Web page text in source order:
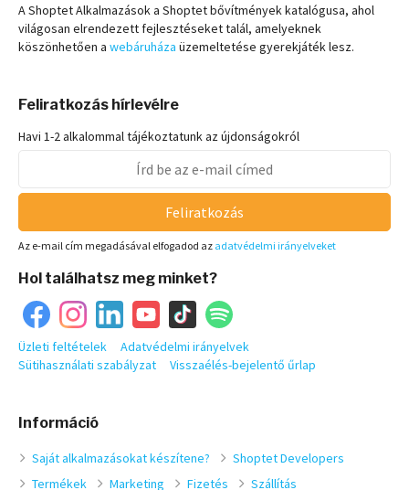
A Shoptet Alkalmazások a Shoptet bővítmények katalógusa, ahol
világosan elrendezett fejlesztéseket talál, amelyeknek
köszönhetően a webáruháza üzemeltetése gyerekjáték lesz.
Információ
Saját alkalmazásokat készítene?
Shoptet Developers
Termékek
Marketing Fizetés Szállítás
Feliratkozás hírlevélre
Havi 1-2 alkalommal tájékoztatunk az újdonságokról
Feliratkozás
Az e-mail cím megadásával elfogadod az adatvédelmi irányelveket
Hol találhatsz meg minket?
Üzleti feltételek
Adatvédelmi irányelvek
Sütihasználati szabályzat
Visszaélés-bejelentő űrlap